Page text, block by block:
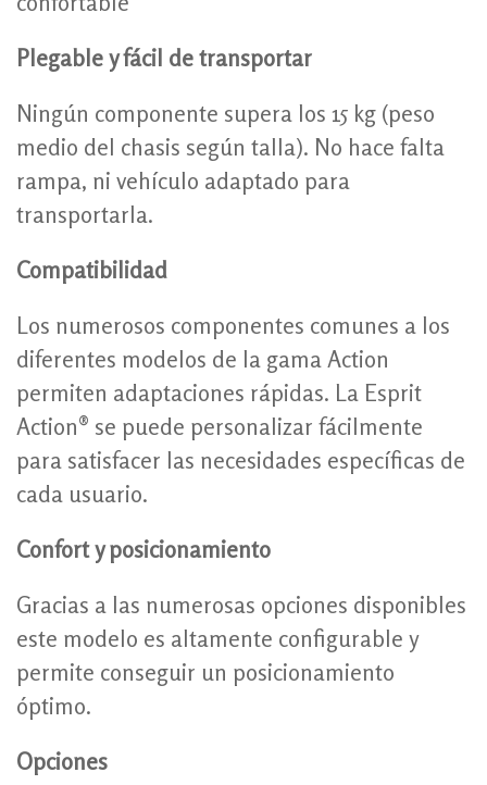
Plegable y fácil de transportar
Ningún componente supera los 15 kg (peso
medio del chasis según talla). No hace falta
rampa, ni vehículo adaptado para
transportarla.
Compatibilidad
Los numerosos componentes comunes a los
diferentes modelos de la gama Action
permiten adaptaciones rápidas. La Esprit
Action® se puede personalizar fácilmente
para satisfacer las necesidades específicas de
cada usuario.
Confort y posicionamiento
Gracias a las numerosas opciones disponibles
este modelo es altamente configurable y
permite conseguir un posicionamiento
óptimo.
Opciones